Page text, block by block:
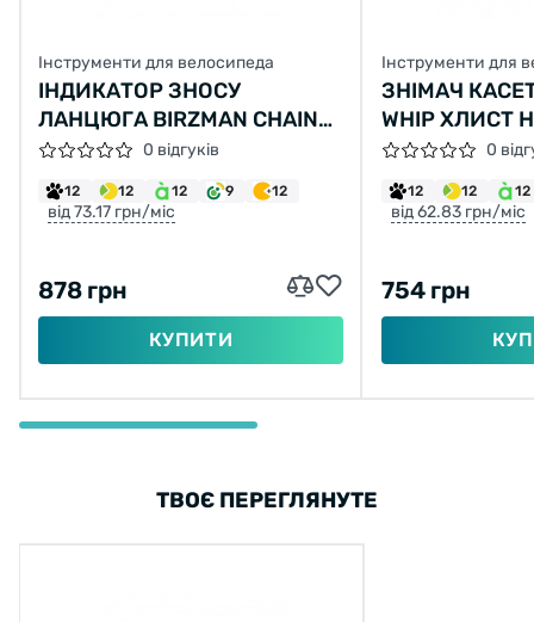
Інструменти для велосипеда
ІНДИКАТОР ЗНОСУ
ЛАНЦЮГА BIRZMAN CHAIN
WEAR INDICATOR II
0 відгуків
12 12 12 9 12
від 73.17 грн/міс
878 грн
КУПИТИ
Інструменти для
ЗНІМАЧ
WHIP ХЛИСТ
0
12 12 12
від 62.83 грн/міс
754 грн
ТВОЄ ПЕРЕГЛЯНУТЕ